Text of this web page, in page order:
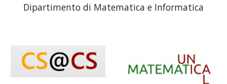
Dipartimento di Matematica e Informatica